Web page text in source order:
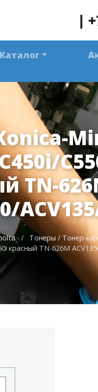
|
Каталог
TN-
/ Тонеры / Тонер-
красный TN-626M